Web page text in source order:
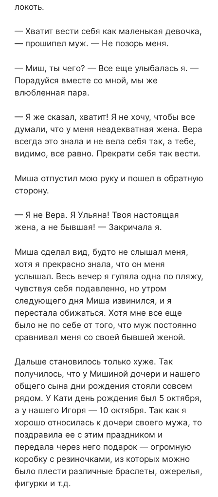
локоть.
— Хватит вести себя как маленькая девочка,
— прошипел муж. — Не позорь меня.
— Миш, ты чего? — Все еще улыбалась я. —
Порадуйся вместе со мной, мы же
влюбленная пара.
— Я же сказал, хватит! Я не хочу, чтобы все
думали, что у меня неадекватная жена. Вера
всегда это знала и не вела себя так, а тебе,
видимо, все равно. Прекрати себя так вести.
Миша отпустил мою руку и пошел в обратную
сторону.
— Я не Вера. Я Ульяна! Твоя настоящая
жена, а не бывшая! — Закричала я.
Миша сделал вид, будто не слышал меня,
хотя я прекрасно знала, что он меня
услышал. Весь вечер я гуляла одна по пляжу,
чувствуя себя подавленно, но утром
следующего дня Миша извинился, и я
перестала обижаться. Хотя мне все еще
было не по себе от того, что муж постоянно
сравнивал меня со своей бывшей женой.
Дальше становилось только хуже. Так
получилось, что у Мишиной дочери и нашего
общего сына дни рождения стояли совсем
рядом. У Кати день рождения был 5 октября,
а у нашего Игоря — 10 октября. Так как я
хорошо относилась к дочери своего мужа, то
поздравила ее с этим праздником и
передала через него подарок — огромную
коробку с резиночками, из которых можно
было плести различные браслеты, ожерелья,
фигурки и т.д.